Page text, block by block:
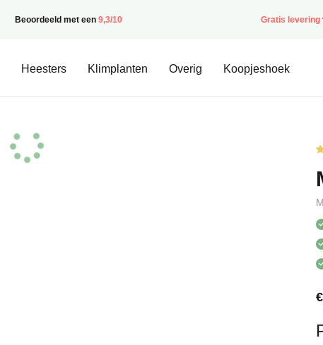
Beoordeeld met een 9,3/10 Gratis levering
Heesters Klimplanten Overig Koopjeshoek
5
€